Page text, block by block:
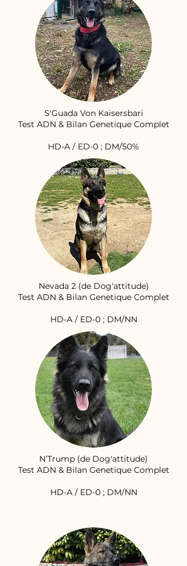
S'Guada Von Kaisersbari
Test ADN & Bilan Genetique Complet
HD-A / ED-0 ; DM/50%
Nevada 2 (de Dog'attitude)
Test ADN & Bilan Genetique Complet
HD-A / ED-0 ; DM/NN
N’Trump (de Dog'attitude)
Test ADN & Bilan Genetique Complet
HD-A / ED-0 ; DM/NN